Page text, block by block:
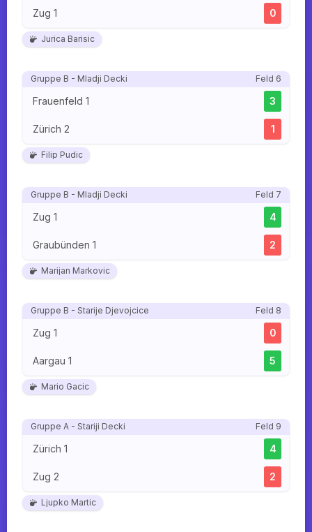
Zug 1 0
Jurica Barisic
Gruppe B - Mladji Decki Feld 6
Frauenfeld 1 3
Zürich 2 1
Filip Pudic
Gruppe B - Mladji Decki Feld 7
Zug 1 4
Graubünden 1 2
Marijan Markovic
Gruppe B - Starije Djevojcice Feld 8
Zug 1 0
Aargau 1 5
Mario Gacic
Gruppe A - Stariji Decki Feld 9
Zürich 1 4
Zug 2 2
Ljupko Martic